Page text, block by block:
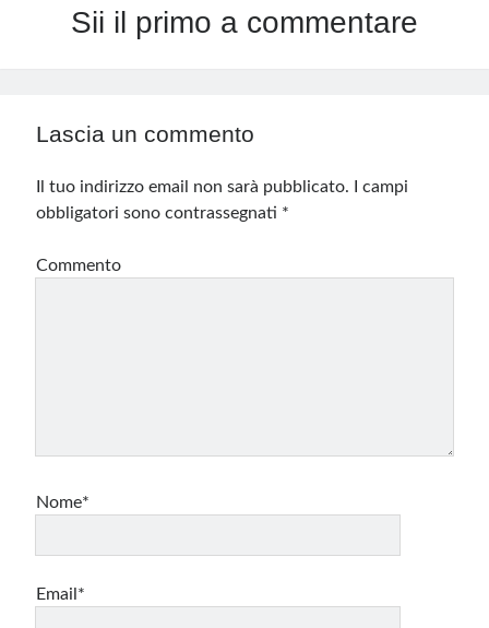
Sii il primo a commentare
Lascia un commento
Il tuo indirizzo email non sarà pubblicato.
I campi
obbligatori sono contrassegnati *
Commento
Nome*
Email*